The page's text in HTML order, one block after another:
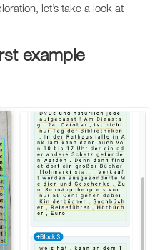
let’s take a look at
example